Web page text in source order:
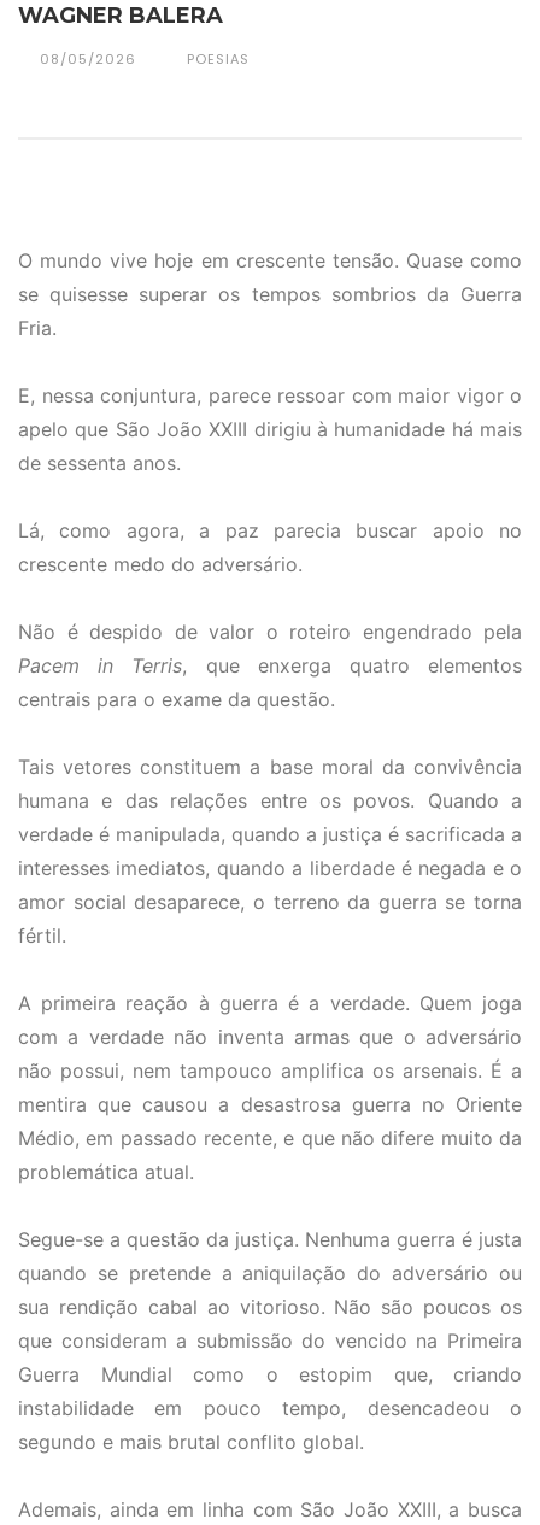
WAGNER BALERA
08/05/2026 POESIAS
O mundo vive hoje em crescente tensão. Quase como
se quisesse superar os tempos sombrios da Guerra
Fria.
E, nessa conjuntura, parece ressoar com maior vigor o
apelo que São João XXIII dirigiu à humanidade há mais
de sessenta anos.
Lá, como agora, a paz parecia buscar apoio no
crescente medo do adversário.
Não é despido de valor o roteiro engendrado pela
Pacem in Terris, que enxerga quatro elementos
centrais para o exame da questão.
Tais vetores constituem a base moral da convivência
humana e das relações entre os povos. Quando a
verdade é manipulada, quando a justiça é sacrificada a
interesses imediatos, quando a liberdade é negada e o
amor social desaparece, o terreno da guerra se torna
fértil.
A primeira reação à guerra é a verdade. Quem joga
com a verdade não inventa armas que o adversário
não possui, nem tampouco amplifica os arsenais. É a
mentira que causou a desastrosa guerra no Oriente
Médio, em passado recente, e que não difere muito da
problemática atual.
Segue-se a questão da justiça. Nenhuma guerra é justa
quando se pretende a aniquilação do adversário ou
sua rendição cabal ao vitorioso. Não são poucos os
que consideram a submissão do vencido na Primeira
Guerra Mundial como o estopim que, criando
instabilidade em pouco tempo, desencadeou o
segundo e mais brutal conflito global.
Ademais, ainda em linha com São João XXIII, a busca